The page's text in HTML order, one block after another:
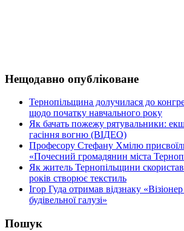
Нещодавно опубліковане
Тернопільщина долучилася до
щодо початку навчального року
Як бачать пожежу рятувальники:
гасіння вогню (ВІДЕО)
Професору Стефану Хмілю
«Почесний громадянин міста
Як житель Тернопільщини
років створює текстиль
Ігор Гуда отримав відзнаку
будівельної галузі»
Пошук